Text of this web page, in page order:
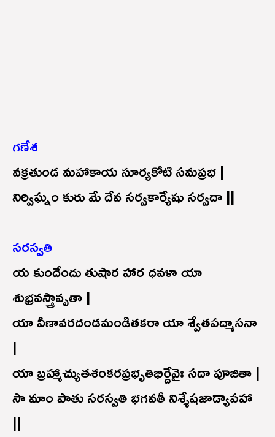
గణేశ
వక్రతుండ మహాకాయ సూర్యకోటి సమప్రభ |
నిర్విఘ్నం కురు మే దేవ సర్వకార్యేషు సర్వదా ||
సరస్వతి
య కుందేందు తుషార హార ధవళా యా
శుభ్రవస్త్రావృతా |
యా వీణావరదండమండితకరా యా శ్వేతపద్మాసనా
|
యా బ్రహ్మాచ్యుతశంకరప్రభృతిభిర్దేవైః సదా పూజితా |
సా మాం పాతు సరస్వతి భగవతీ నిశ్శేషజాడ్యాపహా
||